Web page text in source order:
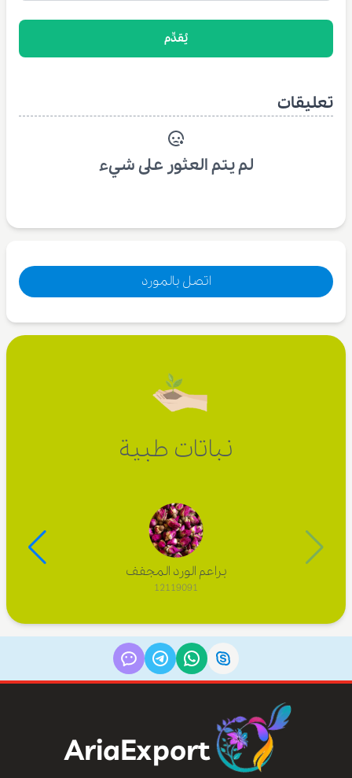
يُقدِّم
تعليقات
لم يتم العثور على شيء
اتصل بالمورد
نباتات طبية
براعم الورد المجفف
12119091
AriaExport